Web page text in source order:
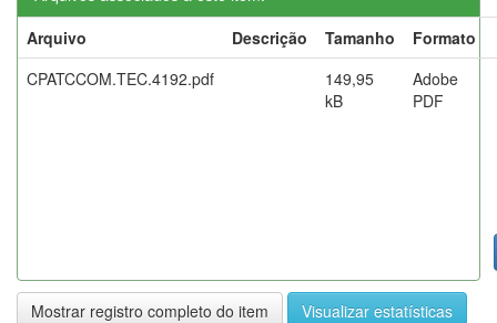
Arquivo
Descrição Tamanho
Formato
CPATCCOM.TEC.4192.pdf
149,95
kB
Adobe
PDF
Mostrar registro completo do item Visualizar estatísticas